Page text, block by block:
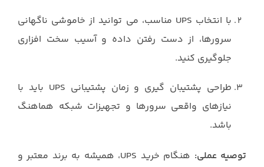
با انتخاب UPS مناسب، می توانید از خاموشی ناگهانی
سرورها، از دست رفتن داده و آسیب سخت افزاری
جلوگیری کنید.
طراحی پشتیبان گیری و زمان پشتیبانی UPS باید با
نیازهای واقعی سرورها و تجهیزات شبکه هماهنگ
باشد.
توصیه عملی:
هنگام خرید UPS، همیشه به برند معتبر و